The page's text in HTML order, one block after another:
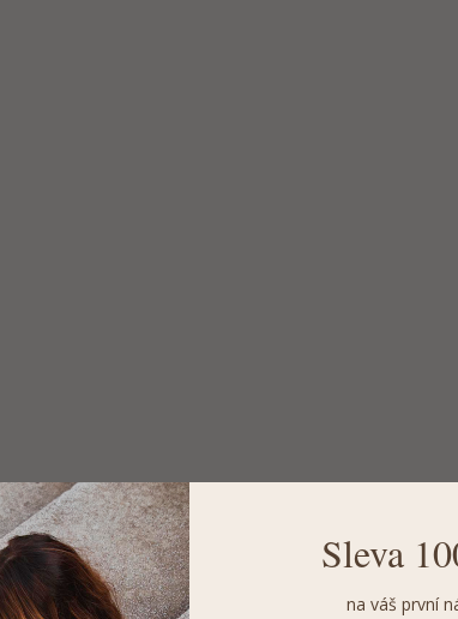
Sleva
na váš první